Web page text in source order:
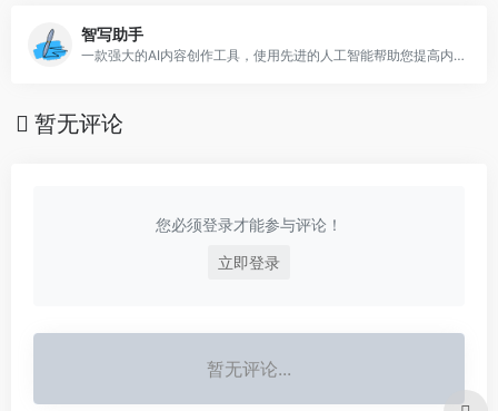
智写助手
一款强大的AI内容创作工具，使用先进的人工智能帮助您提高内容创作能力，优化语法、拼写、风格等各个方面
暂无评论
您必须登录才能参与评论！
立即登录
暂无评论...